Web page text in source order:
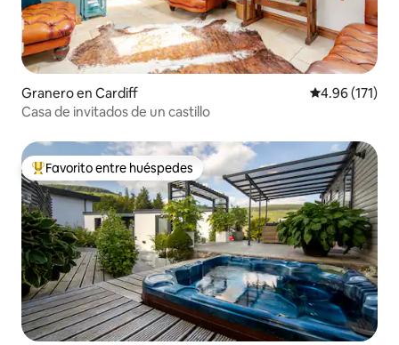
Granero en Cardiff Calificación
4.96 (171)
Casa de invitados de un castillo
De los mejores en Favorito entre huéspedes
Favorito entre huéspedes